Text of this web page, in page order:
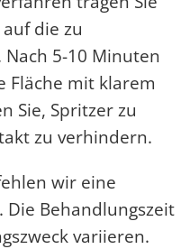
die zu
5-10 Minuten
Fläche mit klarem
Sie, Spritzer zu
zu verhindern.
wir eine
Die Behandlungszeit
variieren.